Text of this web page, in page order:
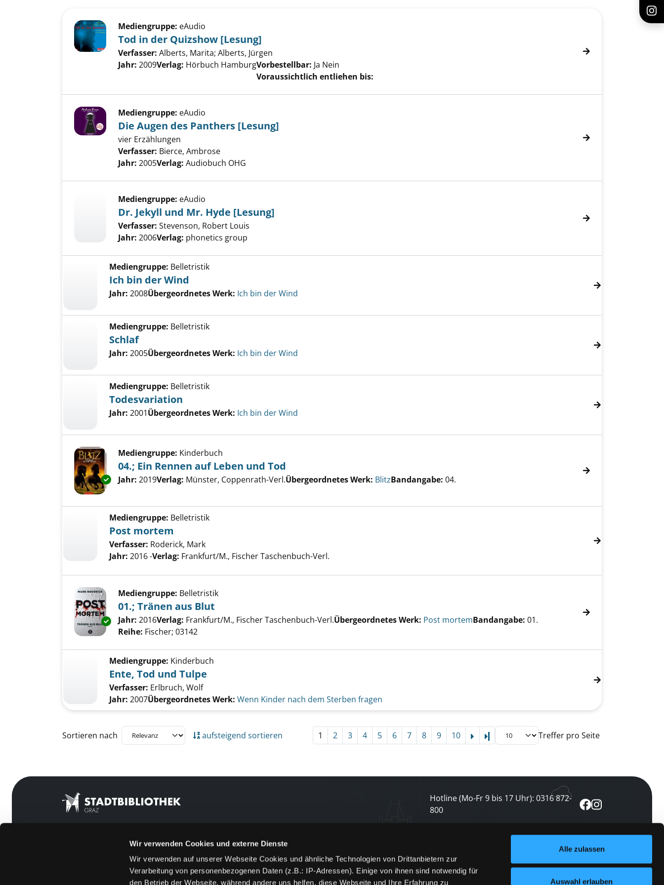
Wir verwenden Cookies und externe Dienste
Wir verwenden auf unserer Webseite Cookies und ähnliche Technologien von Drittanbietern zur
Verarbeitung von personenbezogenen Daten (z.B.: IP-Adressen). Einige von ihnen sind notwendig für
den Betrieb der Webseite, während andere uns helfen, diese Webseite und Ihre Erfahrung zu
Alle zulassen
Auswahl erlauben
Mediengruppe: eAudio
Tod in der Quizshow [Lesung]
Verfasser: Alberts, Marita; Alberts, Jürgen
Jahr: 2009Verlag: Hörbuch HamburgVorbestellbar: Ja Nein
Voraussichtlich entliehen bis:
Mediengruppe: eAudio
Die Augen des Panthers [Lesung]
vier Erzählungen
Verfasser: Bierce, Ambrose
Jahr: 2005Verlag: Audiobuch OHG
Mediengruppe: eAudio
Dr. Jekyll und Mr. Hyde [Lesung]
Verfasser: Stevenson, Robert Louis
Jahr: 2006Verlag: phonetics group
Mediengruppe: Belletristik
Ich bin der Wind
Jahr: 2008Übergeordnetes Werk: Ich bin der Wind
Mediengruppe: Belletristik
Schlaf
Jahr: 2005Übergeordnetes Werk: Ich bin der Wind
Mediengruppe: Belletristik
Todesvariation
Jahr: 2001Übergeordnetes Werk: Ich bin der Wind
Exemplar-Details von 04.; Ein Rennen auf Leben und Tod anzeigen
Mediengruppe: Kinderbuch
04.; Ein Rennen auf Leben und Tod
Suche nach diesem Verfasser
Jahr: 2019Verlag: Münster, Coppenrath-Verl.Übergeordnetes Werk: BlitzBandangabe: 04.
Mediengruppe: Belletristik
Post mortem
Verfasser: Roderick, Mark
Jahr: 2016 -Verlag: Frankfurt/M., Fischer Taschenbuch-Verl.
Exemplar-Details von 01.; Tränen aus Blut anzeigen
Mediengruppe: Belletristik
01.; Tränen aus Blut
Suche nach diesem Verfasser
Jahr: 2016Verlag: Frankfurt/M., Fischer Taschenbuch-Verl.Übergeordnetes Werk: Post mortemBandangabe: 01.
Reihe: Fischer; 03142
Mediengruppe: Kinderbuch
Ente, Tod und Tulpe
Verfasser: Erlbruch, Wolf
Jahr: 2007Übergeordnetes Werk: Wenn Kinder nach dem Sterben fragen
Zu den Suchfiltern springen
Sortieren nach aufsteigend sortieren 1 2 3 4 5 6 7 8 9 10 Letzte Seite Treffer pro Seite
Hotline (Mo-Fr 9 bis 17 Uhr): 0316 872-
800
Feedback
Kontakt
Über uns
Newsletter abonnieren
und keine Veranstaltung verpassen
jetzt abonnieren